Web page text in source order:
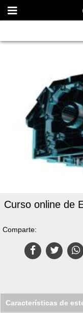
Curso online de
Comparte:
Características de